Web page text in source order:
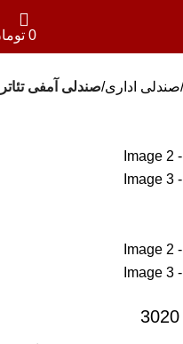
0
صندلی اداری صندلی آمفی تئاتر